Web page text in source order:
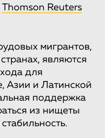
Thomson Reuters
мигрантов,
являются
для
Азии и Латинской
поддержка
из нищеты